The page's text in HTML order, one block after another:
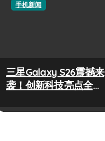
手机新闻
三星Galaxy S26震撼来
袭！创新科技亮点全搜